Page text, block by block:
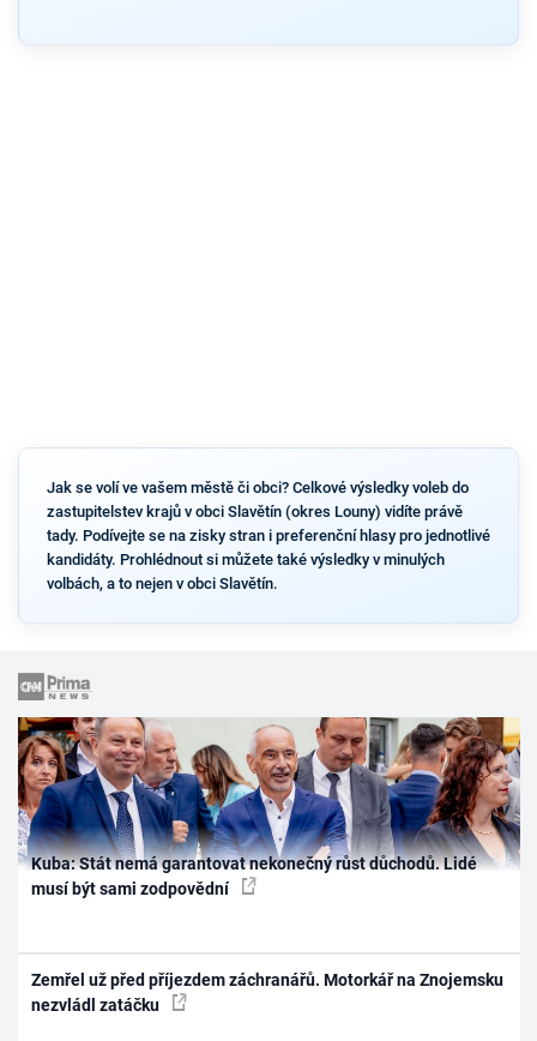
Jak se volí ve vašem městě či obci? Celkové výsledky voleb do
zastupitelstev krajů v obci Slavětín (okres Louny) vidíte právě
tady. Podívejte se na zisky stran i preferenční hlasy pro jednotlivé
kandidáty. Prohlédnout si můžete také výsledky v minulých
volbách, a to nejen v obci Slavětín.
Kuba: Stát nemá garantovat nekonečný růst důchodů. Lidé
musí být sami zodpovědní
Zemřel už před příjezdem záchranářů. Motorkář na Znojemsku
nezvládl zatáčku